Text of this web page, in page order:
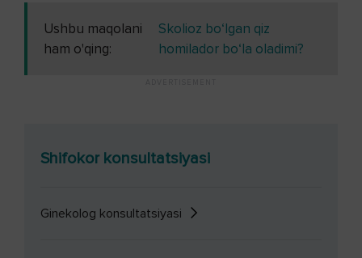
Ushbu maqolani
ham o'qing:
Skolioz bo‘lgan qiz
homilador bo‘la oladimi?
Shifokor konsultatsiyasi
Ginekolog konsultatsiyasi